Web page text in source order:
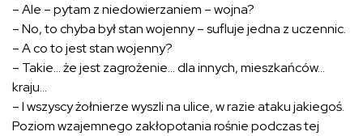
– Ale – pytam z niedowierzaniem – wojna?
– No, to chyba był stan wojenny – sufluje jedna z uczennic.
– A co to jest stan wojenny?
– Takie… że jest zagrożenie… dla innych, mieszkańców…
kraju…
– I wszyscy żołnierze wyszli na ulice, w razie ataku jakiegoś.
Poziom wzajemnego zakłopotania rośnie podczas tej